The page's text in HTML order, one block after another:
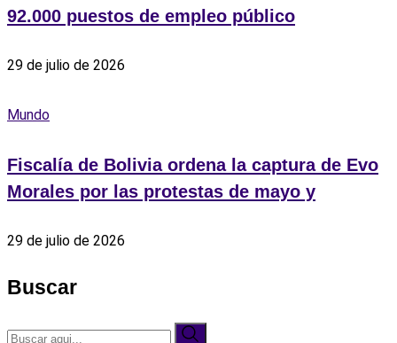
92.000 puestos de empleo público
29 de julio de 2026
Mundo
Fiscalía de Bolivia ordena la captura de Evo
Morales por las protestas de mayo y
29 de julio de 2026
Buscar